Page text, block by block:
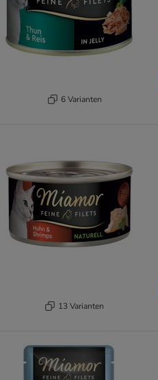
6 Varianten
13 Varianten